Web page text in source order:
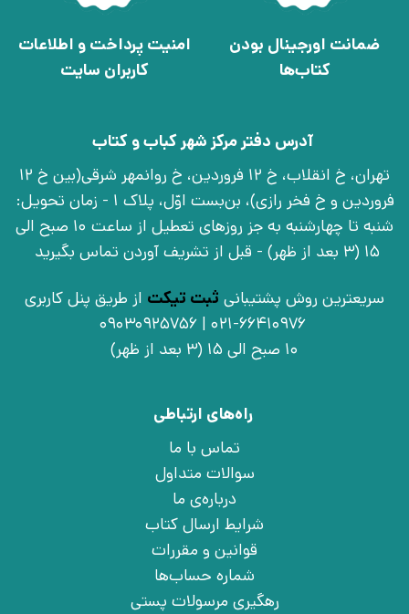
ضمانت اورجینال بودن
کتاب‌ها
امنیت پرداخت و اطلاعات
کاربران سایت
آدرس دفتر مرکز شهر کباب و کتاب
تهران، خ انقلاب، خ 12 فروردین، خ روانمهر شرقی(بین خ 12
فروردین و خ فخر رازی)، بن‌بست اوّل، پلاک 1 - زمان تحویل:
شنبه تا چهارشنبه به جز روزهای تعطیل از ساعت 10 صبح الی
15 (3 بعد از ظهر) - قبل از تشریف آوردن تماس بگیرید
سریعترین روش پشتیبانی ثبت تیکت از طریق پنل کاربری
021-66410976 | 09030925756
10 صبح الی 15 (3 بعد از ظهر)
راه‌های ارتباطی
تماس با ما
سوالات متداول
درباره‌ی ما
شرایط ارسال کتاب
قوانین و مقررات
شماره حساب‌ها
رهگیری مرسولات پستی